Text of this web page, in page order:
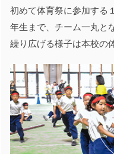
初めて体育祭に参加する
年生まで、チーム一丸と
繰り広げる様子は本校の